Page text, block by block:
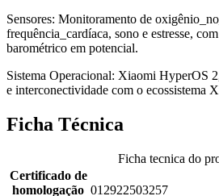
Sensores: Monitoramento de
frequência_cardíaca, sono e estresse,
barométrico em potencial.
Sistema Operacional: Xiaomi HyperOS
e interconectividade com o ecossistema
Ficha Técnica
Ficha tecnica do
Certificado de
homologação 012922503257